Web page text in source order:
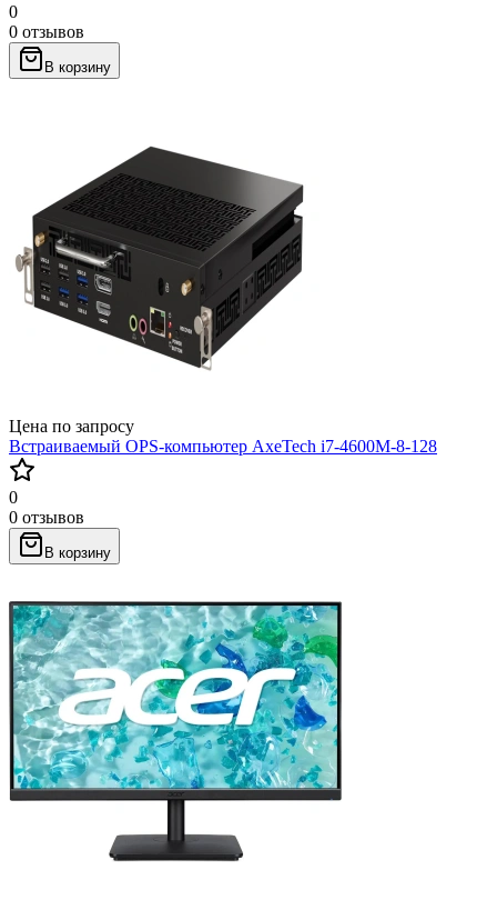
0
0 отзывов
В корзину
Цена по запросу
Встраиваемый OPS-компьютер AxeTech i7-4600M-8-128
0
0 отзывов
В корзину